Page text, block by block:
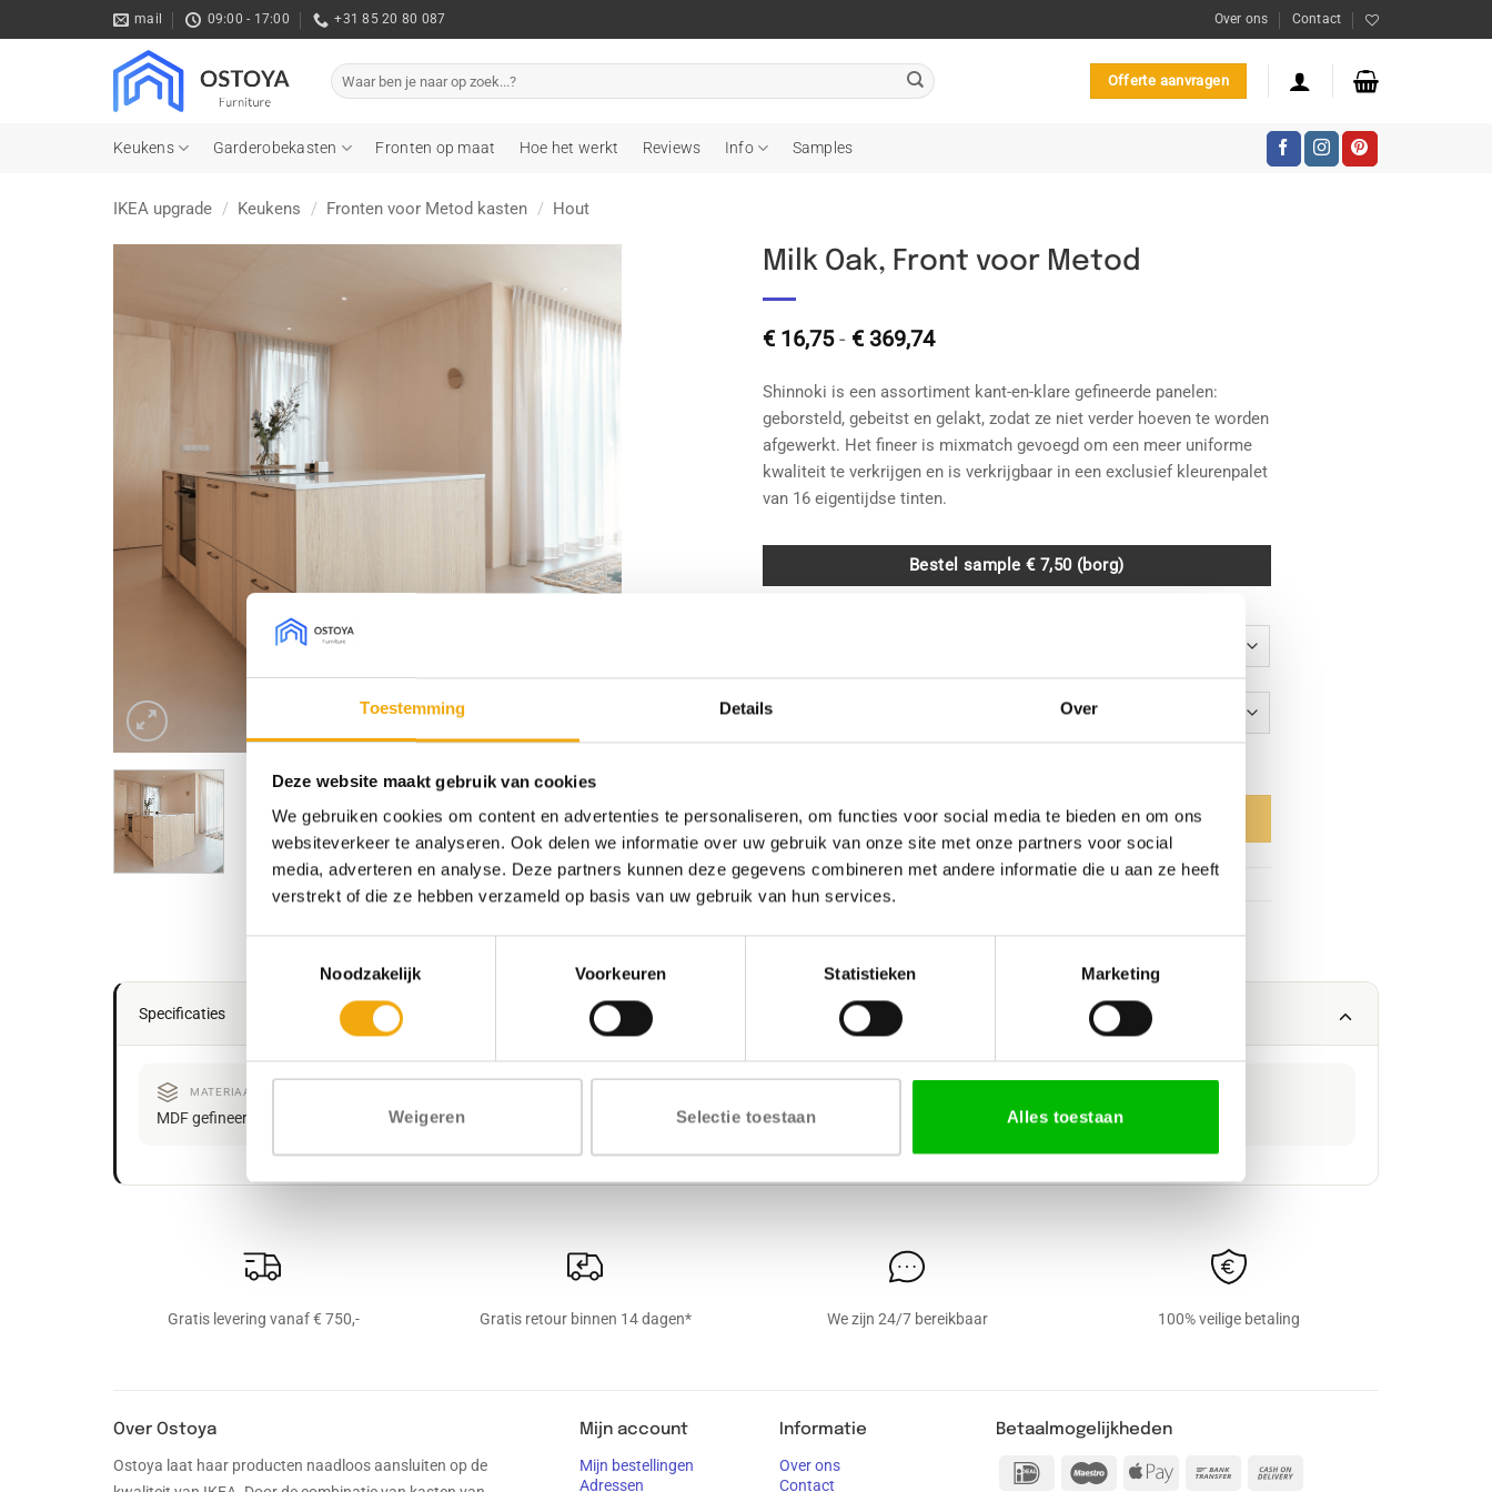
Toestemming Details Over
Deze website maakt gebruik van cookies
We gebruiken cookies om content en advertenties te personaliseren, om functies voor social media te bieden en om ons
websiteverkeer te analyseren. Ook delen we informatie over uw gebruik van onze site met onze partners voor social
media, adverteren en analyse. Deze partners kunnen deze gegevens combineren met andere informatie die u aan ze heeft
verstrekt of die ze hebben verzameld op basis van uw gebruik van hun services.
Noodzakelijk
Voorkeuren Statistieken Marketing
Weigeren Selectie toestaan Alles toestaan
naar
mail 09:00 - 17:00 +31 85 20 80 087 Over ons Contact
Zoeken
naar:
Offerte aanvragen
Keukens Garderobekasten Fronten op maat Hoe het werkt Reviews Info Samples
IKEA upgrade / Keukens / Fronten voor Metod kasten / Hout
Toevoegen
aan
Milk Oak, Front voor Metod
€ 16,75 - € 369,74Prijsklasse:
€ 369,74
Shinnoki is een assortiment kant-en-klare gefineerde panelen:
geborsteld, gebeitst en gelakt, zodat ze niet verder hoeven te worden
afgewerkt. Het fineer is mixmatch gevoegd om een meer uniforme
kwaliteit te verkrijgen en is verkrijgbaar in een exclusief kleurenpalet
van 16 eigentijdse tinten.
Bestel sample € 7,50 (borg)
Afmeting Metod (bxh)
Toevoegen aan winkelwagen
Specificaties
MATERIAAL
MDF gefineerd Transparante lak 19 mm 5 tot 7 weken
Gratis levering vanaf € 750,- Gratis retour binnen 14 dagen* We zijn 24/7 bereikbaar 100% veilige betaling
Over Ostoya
Ostoya laat haar producten naadloos aansluiten op de
Mijn account
Mijn bestellingen
Adressen
Informatie
Over ons
Contact
Betaalmogelijkheden
IDeal MaestroApple
Bank